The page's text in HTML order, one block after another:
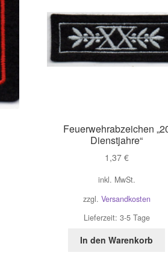
Feuerwehrabzeichen
Dienstjahre“
1,37 €
inkl. MwSt.
zzgl. Versandkosten
Lieferzeit: 3-5 Tage
In den Warenkorb